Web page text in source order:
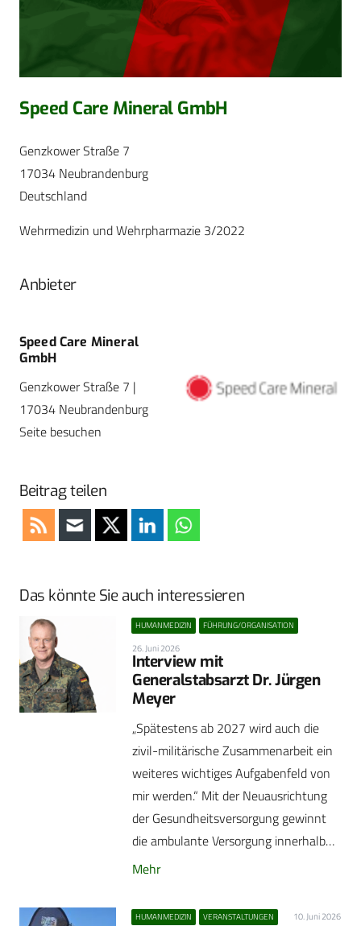
Speed Care Mineral GmbH
Genzkower Straße 7
17034 Neubrandenburg
Deutschland
Wehrmedizin und Wehrpharmazie 3/2022
Anbieter
Speed Care Mineral
GmbH
Genzkower Straße 7 |
17034 Neubrandenburg
Seite besuchen
Beitrag teilen
Das könnte Sie auch interessieren
HUMANMEDIZIN FÜHRUNG/ORGANISATION
26. Juni 2026
Interview mit
Generalstabsarzt Dr. Jürgen
Meyer
„Spätestens ab 2027 wird auch die
zivil-militärische Zusammenarbeit ein
weiteres wichtiges Aufgabenfeld von
mir werden.“ Mit der Neuausrichtung
der Gesundheitsversorgung gewinnt
die ambulante Versorgung innerhalb…
Mehr
HUMANMEDIZIN VERANSTALTUNGEN 10. Juni 2026